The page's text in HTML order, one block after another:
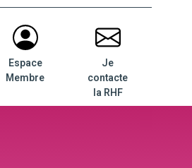
Espace
Membre
Je
contacte
la RHF